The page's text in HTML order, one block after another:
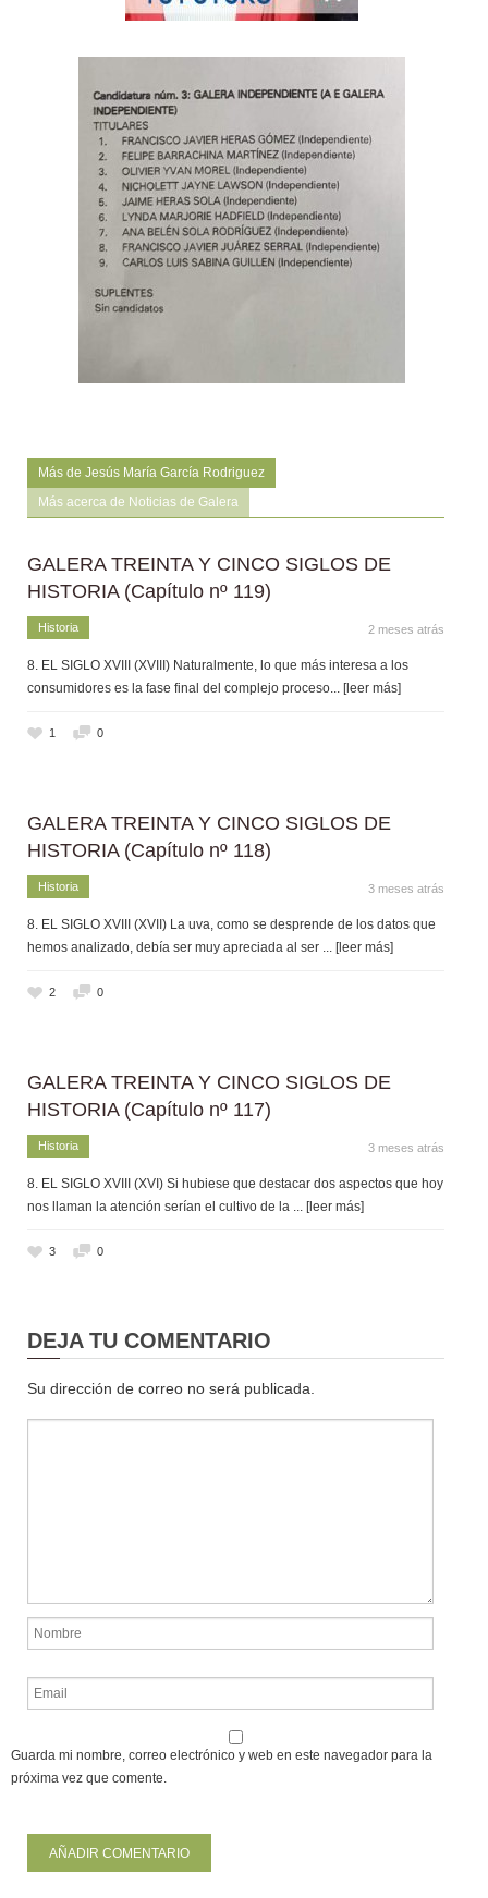
Más de Jesús María García Rodriguez
Más acerca de Noticias de Galera
GALERA TREINTA Y CINCO SIGLOS DE
HISTORIA (Capítulo nº 119)
Historia 2 meses atrás
8. EL SIGLO XVIII (XVIII) Naturalmente, lo que más interesa a los
consumidores es la fase final del complejo proceso ... [leer más]
1 0
GALERA TREINTA Y CINCO SIGLOS DE
HISTORIA (Capítulo nº 118)
Historia 3 meses atrás
8. EL SIGLO XVIII (XVII) La uva, como se desprende de los datos que
hemos analizado, debía ser muy apreciada al ser
... [leer más]
2 0
GALERA TREINTA Y CINCO SIGLOS DE
HISTORIA (Capítulo nº 117)
Historia 3 meses atrás
8. EL SIGLO XVIII (XVI) Si hubiese que destacar dos aspectos que hoy
nos llaman la atención serían el cultivo de la ... [leer más]
3 0
DEJA TU COMENTARIO
Su dirección de correo no será publicada.
Guarda mi nombre, correo electrónico y web en este navegador para la
próxima vez que comente.